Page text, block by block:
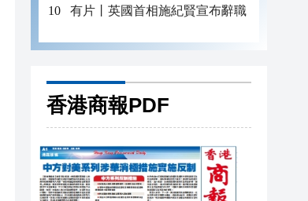
有片丨英國首相施紀賢宣布辭職
香港商報PDF